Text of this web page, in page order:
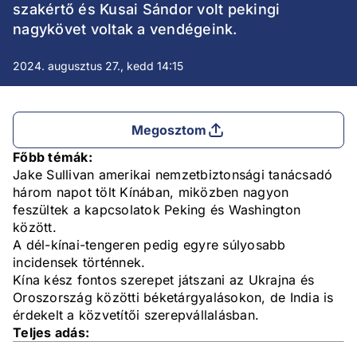
szakértő és Kusai Sándor volt pekingi
nagykövet voltak a vendégeink.
2024. augusztus 27., kedd 14:15
Megosztom
Főbb témák:
Jake Sullivan amerikai nemzetbiztonsági tanácsadó
három napot tölt Kínában, miközben nagyon
feszültek a kapcsolatok Peking és Washington
között.
A dél-kínai-tengeren pedig egyre súlyosabb
incidensek történnek.
Kína kész fontos szerepet játszani az Ukrajna és
Oroszország közötti béketárgyalásokon, de India is
érdekelt a közvetítői szerepvállalásban.
Teljes adás: